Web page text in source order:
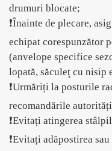
drumuri blocate;
❗Înainte de plecare,
echipat corespunzător
(anvelope specifice
lopată, săculeţ cu nisip
❗Urmăriți la posturile
recomandările
❗Evitați atingerea
❗Evitați adăpostirea